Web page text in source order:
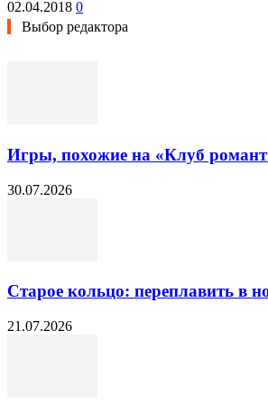
02.04.2018 0
Выбор редактора
Игры, похожие на «Клуб
30.07.2026
Старое кольцо: переплавить в
21.07.2026